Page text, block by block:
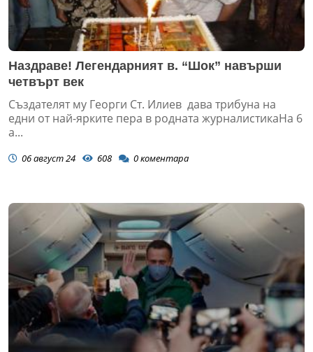
Наздраве! Легендарният в. “Шок” навърши
четвърт век
Създателят му Георги Ст. Илиев дава трибуна на
едни от най-ярките пера в родната журналистикаНа 6
а...
06 август 24 608 0коментара